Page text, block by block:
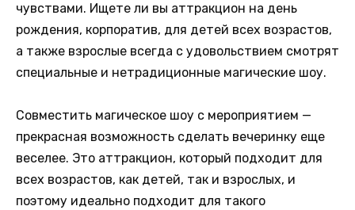
чувствами. Ищете ли вы аттракцион на день
рождения, корпоратив, для детей всех возрастов,
а также взрослые всегда с удовольствием смотрят
специальные и нетрадиционные магические шоу.
Совместить магическое шоу с мероприятием —
прекрасная возможность сделать вечеринку еще
веселее. Это аттракцион, который подходит для
всех возрастов, как детей, так и взрослых, и
поэтому идеально подходит для такого